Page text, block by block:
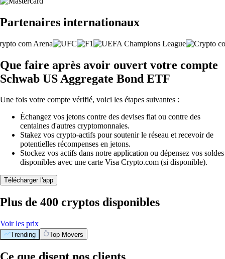
Partenaires internationaux
Que faire après avoir ouvert votre compte
Schwab US Aggregate Bond ETF
Une fois votre compte vérifié, voici les étapes suivantes :
Échangez vos jetons contre des devises fiat ou contre des
centaines d'autres cryptomonnaies.
Stakez vos crypto-actifs pour soutenir le réseau et recevoir de
potentielles récompenses en jetons.
Stockez vos actifs dans notre application ou dépensez vos soldes
disponibles avec une carte Visa Crypto.com (si disponible).
Télécharger l'app
Plus de 400 cryptos disponibles
Voir les prix
Trending Top Movers